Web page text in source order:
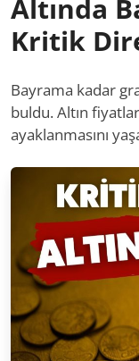
Altında
Kritik
Bayrama kadar
buldu. Altın
ayaklanmasını